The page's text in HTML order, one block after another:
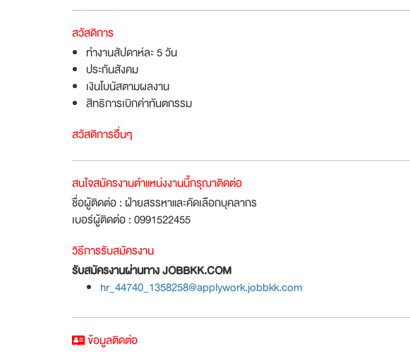
สวัสดิการ
ทำงานสัปดาห์ละ 5 วัน
ประกันสังคม
เงินโบนัสตามผลงาน
สิทธิการเบิกค่าทันตกรรม
สวัสดิการอื่นๆ
สนใจสมัครงานตำแหน่งงานนี้กรุณาติดต่อ
ชื่อผู้ติดต่อ : ฝ่ายสรรหาและคัดเลือกบุคลากร
เบอร์ผู้ติดต่อ : 0991522455
วิธีการรับสมัครงาน
รับสมัครงานผ่านทาง JOBBKK.COM
hr_44740_1358258@applywork.jobbkk.com
ข้อมูลติดต่อ